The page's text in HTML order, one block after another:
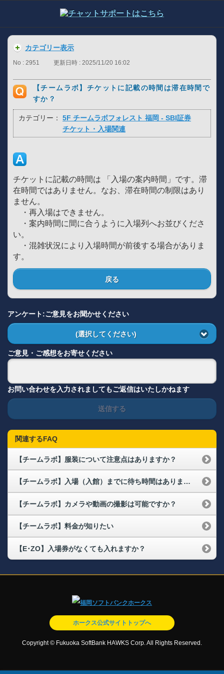
カテゴリー表示
No : 2951 更新日時 : 2025/11/20 16:02
【チームラボ】チケットに記載の時間は滞在時間で
すか？
カテゴリー：
5F チームラボフォレスト 福岡 - SBI証券
チケット・入場関連
チケットに記載の時間は 「入場の案内時間」です。滞
在時間ではありません。なお、滞在時間の制限はあり
ません。
・再入場はできません。
・案内時間に間に合うように入場列へお並びくださ
い。
・混雑状況により入場時間が前後する場合がありま
す。
戻る
アンケート:ご意見をお聞かせください
(選択してください)
ご意見・ご感想をお寄せください
お問い合わせを入力されましてもご返信はいたしかねます
送信する
関連するFAQ
【チームラボ】服装について注意点はありますか？
【チームラボ】入場（入館）までに待ち時間はありますか？
【チームラボ】カメラや動画の撮影は可能ですか？
【チームラボ】料金が知りたい
【E･ZO】入場券がなくても入れますか？
ホークス公式サイトトップへ
Copyright © Fukuoka SoftBank HAWKS Corp. All Rights Reserved.